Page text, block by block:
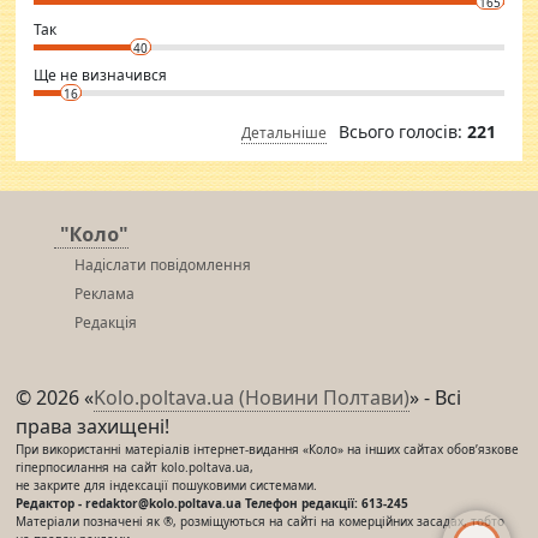
club.
⇒ sakshimirchandani.com
Так
40
Ще не визначився
16
Детальніше Всього голосів: 221
"Коло"
Надіслати повідомлення
Реклама
Редакція
© 2026 «Kolo.poltava.ua (Новини Полтави)» - Всі
права захищені!
При використанні матеріалів інтернет-видання «Коло» на інших сайтах обов’язкове
гіперпосилання на сайт kolo.poltava.ua,
не закрите для індексації пошуковими системами.
Редактор - redaktor@kolo.poltava.ua Телефон редакції: 613-245
Матеріали позначені як ®, розміщуються на сайті на комерційних засадах, тобто